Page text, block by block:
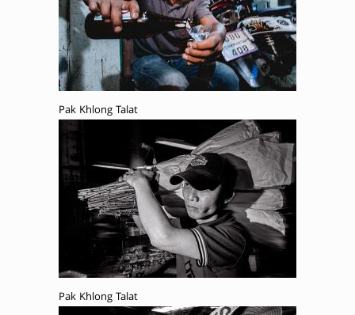
Pak Khlong Talat
Pak Khlong Talat